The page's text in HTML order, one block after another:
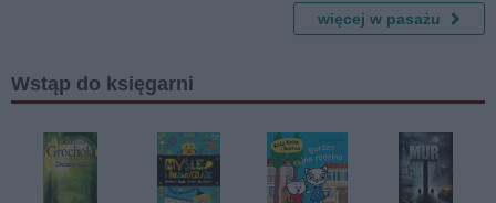
więcej w pasażu
Wstąp do księgarni